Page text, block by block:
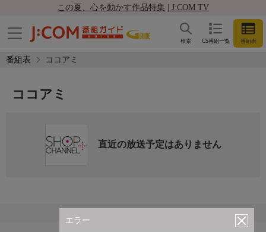
この夏、心を動かす作品特集 | J:COM TV
CS番組一覧 番組表
検索
番組表 ココアミ
エラー
ココアミ
直近の放送予定はありません